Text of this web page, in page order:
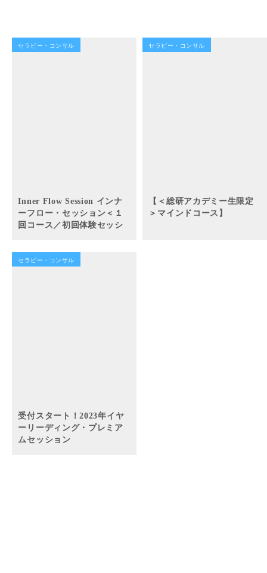
セラピー・コンサル
Inner Flow Session インナ
ーフロー・セッション＜１
回コース／初回体験セッシ
セラピー・コンサル
【＜総研アカデミー生限定
＞マインドコース】
セラピー・コンサル
受付スタート！2023年イヤ
ーリーディング・プレミア
ムセッション